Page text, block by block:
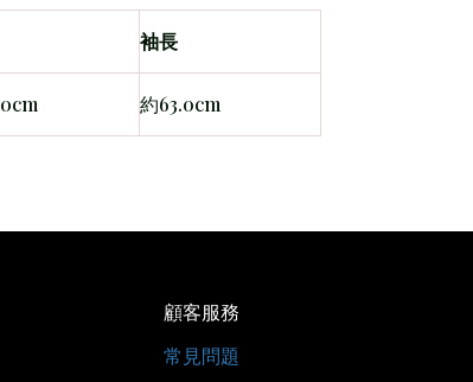
袖長
約63.0cm
顧客服務
常見問題